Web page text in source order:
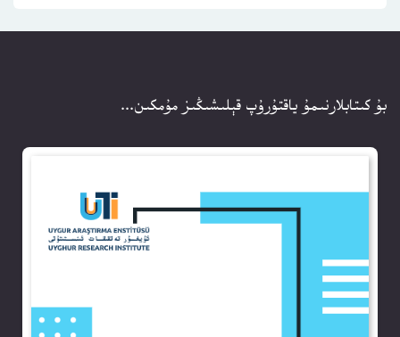
بۇ كىتابلارنىمۇ ياقتۇرۇپ قېلىشىڭىز مۇمكىن...